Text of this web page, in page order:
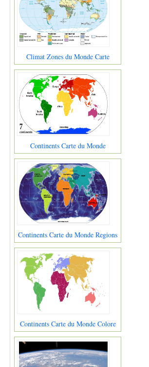
Climat Zones du Monde Carte
Continents Carte du Monde
Continents Carte du Monde Regions
Continents Carte du Monde Colore